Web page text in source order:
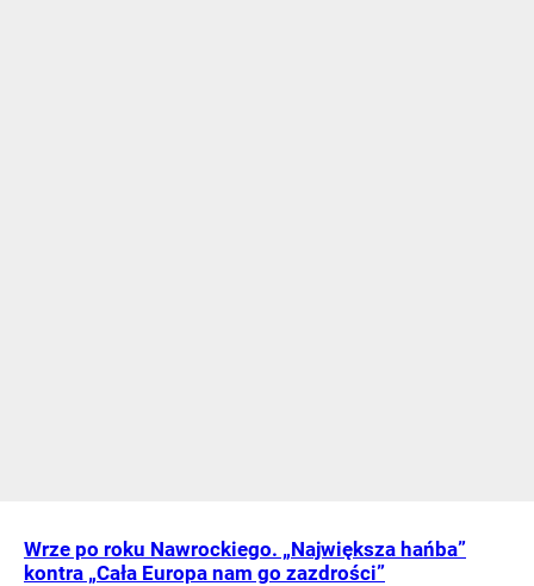
Wrze po roku Nawrockiego. „Największa hańba”
kontra „Cała Europa nam go zazdrości”